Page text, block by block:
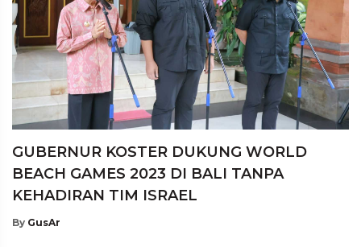
GUBERNUR KOSTER DUKUNG WORLD
BEACH GAMES 2023 DI BALI TANPA
KEHADIRAN TIM ISRAEL
By GusAr